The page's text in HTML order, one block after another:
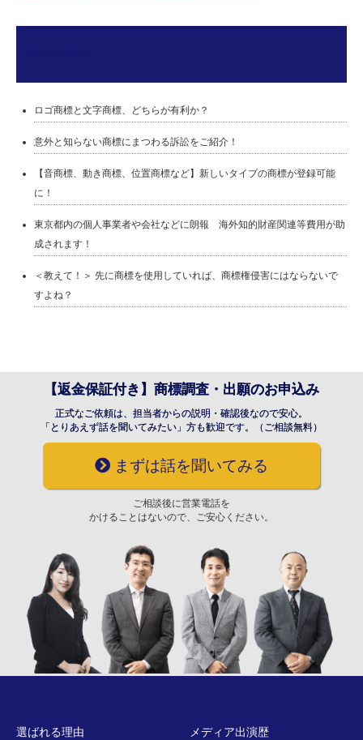
ロゴ商標と文字商標、どちらが有利か？
意外と知らない商標にまつわる訴訟をご紹介！
【音商標、動き商標、位置商標など】新しいタイプの商標が登録可能
に！
東京都内の個人事業者や会社などに朗報 海外知的財産関連等費用が助
成されます！
＜教えて！＞ 先に商標を使用していれば、商標権侵害にはならないで
すよね？
【返金保証付き】商標調査・出願のお申込み
正式なご依頼は、担当者からの説明・確認後なので安心。
「とりあえず話を聞いてみたい」方も歓迎です。（ご相談無料）
まずは話を聞いてみる
ご相談後に営業電話を
かけることはないので、ご安心ください。
選ばれる理由 メディア出演歴